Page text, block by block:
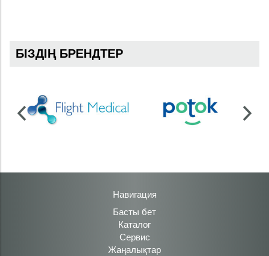
БІЗДІҢ БРЕНДТЕР
Навигация
Басты бет
Каталог
Сервис
Жаңалықтар